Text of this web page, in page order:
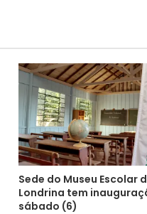
Sede do Museu Escolar
Londrina tem
sábado (6)